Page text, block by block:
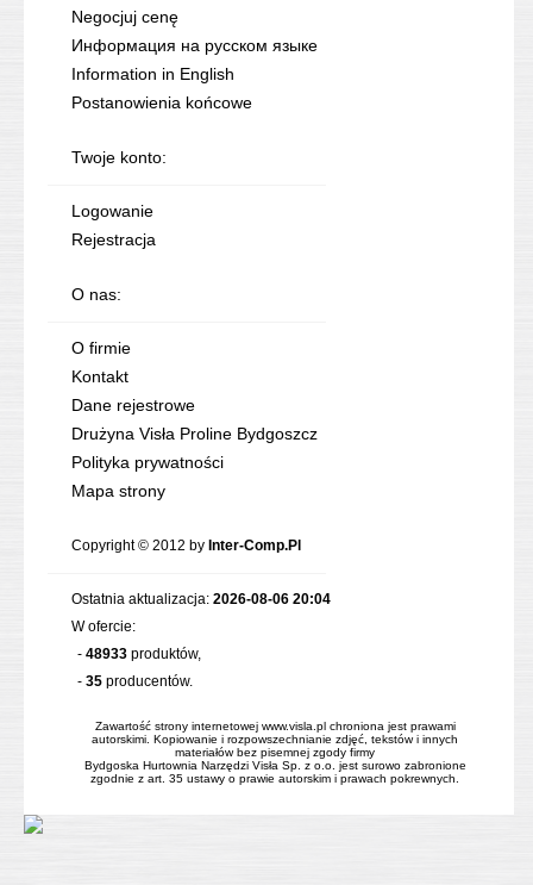
Negocjuj cenę
Информация на русском языке
Information in English
Postanowienia końcowe
Twoje konto:
Logowanie
Rejestracja
O nas:
O firmie
Kontakt
Dane rejestrowe
Drużyna Visła Proline Bydgoszcz
Polityka prywatności
Mapa strony
Copyright © 2012 by Inter-Comp.Pl
Ostatnia aktualizacja: 2026-08-06 20:04
W ofercie:
- 48933 produktów,
- 35 producentów.
Zawartość strony internetowej www.visla.pl chroniona jest prawami
autorskimi. Kopiowanie i rozpowszechnianie zdjęć, tekstów i innych
materiałów bez pisemnej zgody firmy
Bydgoska Hurtownia Narzędzi Visła Sp. z o.o. jest surowo zabronione
zgodnie z art. 35 ustawy o prawie autorskim i prawach pokrewnych.